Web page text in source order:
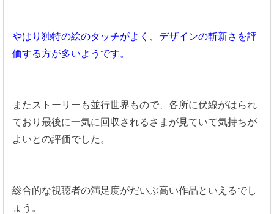
やはり独特の絵のタッチがよく、デザインの斬新さを評
価する方が多いようです。
またストーリーも並行世界もので、各所に伏線がはられ
ており最後に一気に回収されるさまが見ていて気持ちが
よいとの評価でした。
総合的な視聴者の満足度がだいぶ高い作品といえるでし
ょう。